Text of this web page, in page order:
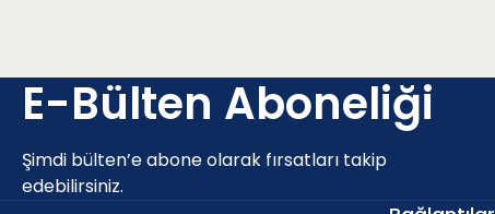
E-Bülten Aboneliği
Şimdi bülten’e abone olarak fırsatları takip
edebilirsiniz.